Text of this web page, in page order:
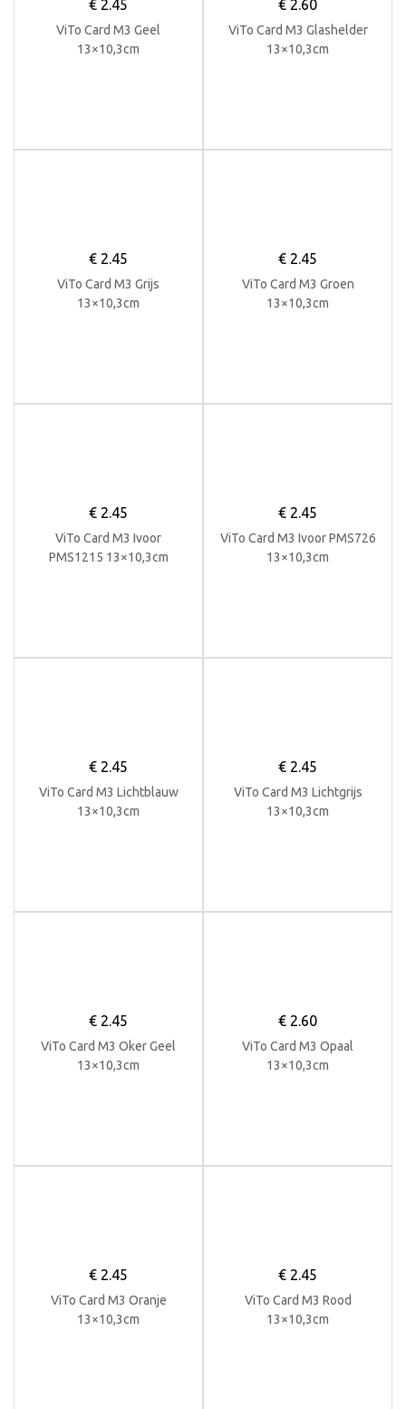
€ 2.45
ViTo Card M3 Geel
13×10,3cm
€ 2.60
ViTo Card M3 Glashelder
13×10,3cm
€ 2.45
ViTo Card M3 Grijs
13×10,3cm
€ 2.45
ViTo Card M3 Groen
13×10,3cm
€ 2.45
ViTo Card M3 Ivoor
PMS1215 13×10,3cm
€ 2.45
ViTo Card M3 Ivoor PMS726
13×10,3cm
€ 2.45
ViTo Card M3 Lichtblauw
13×10,3cm
€ 2.45
ViTo Card M3 Lichtgrijs
13×10,3cm
€ 2.45
ViTo Card M3 Oker Geel
13×10,3cm
€ 2.60
ViTo Card M3 Opaal
13×10,3cm
€ 2.45
ViTo Card M3 Oranje
13×10,3cm
€ 2.45
ViTo Card M3 Rood
13×10,3cm